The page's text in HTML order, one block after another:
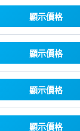
顯示價格
顯示價格
顯示價格
顯示價格